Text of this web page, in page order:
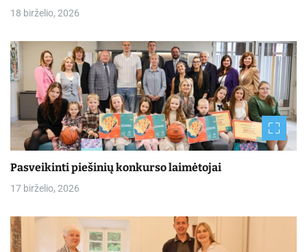
18 birželio, 2026
Pasveikinti piešinių konkurso laimėtojai
17 birželio, 2026